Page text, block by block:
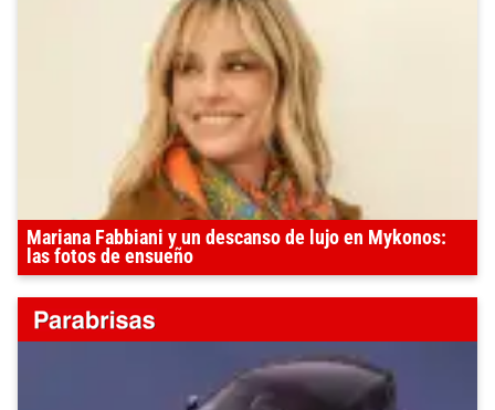
Mariana Fabbiani y un descanso de lujo en Mykonos:
las fotos de ensueño